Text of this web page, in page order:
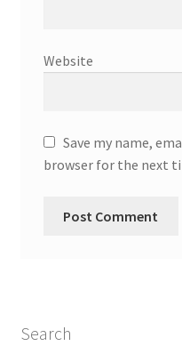
Website
Save my name,
browser for the next
Search